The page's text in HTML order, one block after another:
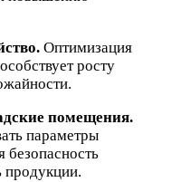
Оптимизация
росту
помещения.
параметры
безопасность
продукции.